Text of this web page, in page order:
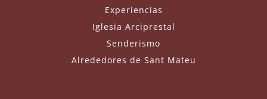
Experiencias
Iglesia Arciprestal
Senderismo
Alrededores de Sant Mateu